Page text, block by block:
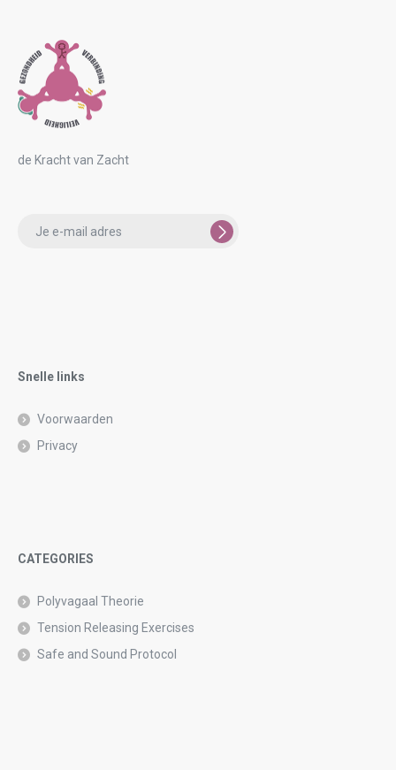
de Kracht van Zacht
Snelle links
Voorwaarden
Privacy
CATEGORIES
Polyvagaal Theorie
Tension Releasing Exercises
Safe and Sound Protocol